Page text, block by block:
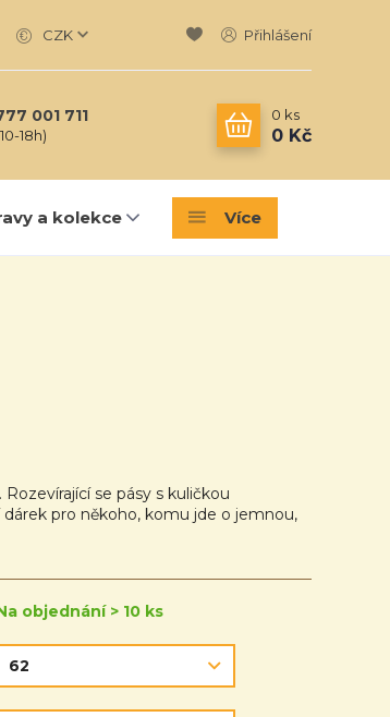
CZK Přihlášení
001 711
18h)
0 ks
0 Kč
a kolekce Více
se pásy s kuličkou
pro někoho, komu jde o jemnou,
objednání > 10 ks